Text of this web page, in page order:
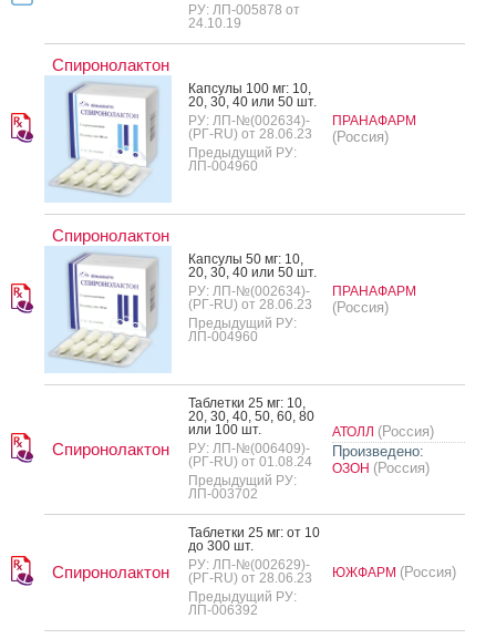
РУ: ЛП-005878 от
24.10.19
Спиронолактон
Кап­су­лы 100 мг: 10,
20, 30, 40 или 50 шт.
РУ: ЛП-№(002634)-
(РГ-RU) от 28.06.23
Предыдущий РУ:
ЛП-004960
ПРАНАФАРМ
(Россия)
Спиронолактон
Кап­су­лы 50 мг: 10,
20, 30, 40 или 50 шт.
РУ: ЛП-№(002634)-
(РГ-RU) от 28.06.23
Предыдущий РУ:
ЛП-004960
ПРАНАФАРМ
(Россия)
Спиронолактон
Таб­летки 25 мг: 10,
20, 30, 40, 50, 60, 80
или 100 шт.
РУ: ЛП-№(006409)-
(РГ-RU) от 01.08.24
Предыдущий РУ:
ЛП-003702
АТОЛЛ (Россия)
Произведено:
ОЗОН (Россия)
Спиронолактон
Таб­летки 25 мг: от 10
до 300 шт.
РУ: ЛП-№(002629)-
(РГ-RU) от 28.06.23
Предыдущий РУ:
ЛП-006392
ЮЖФАРМ (Россия)